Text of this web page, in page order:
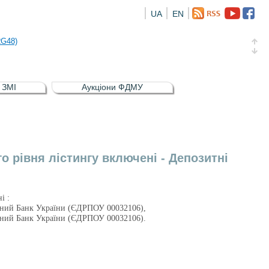
EN
UA
відсоткова електронна іменна (ISIN UA5000016726)
(ISIN UA4000232607)
відсоткова електронна іменна (ISIN UA5000016726)
ЗМІ Аукціони ФДМУ
лістингу включені - Депозитні
:
Банк України (ЄДРПОУ 00032106),
Банк України (ЄДРПОУ 00032106).